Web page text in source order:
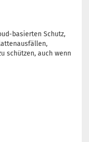
basierten Schutz,
schützen, auch wenn